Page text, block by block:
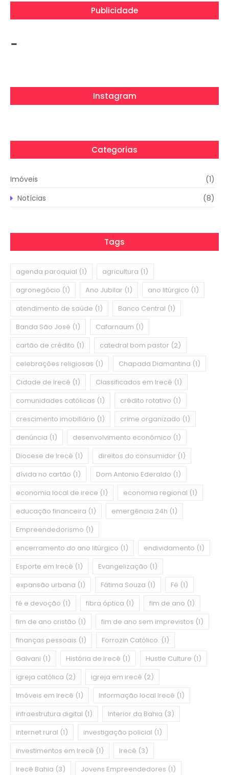
Publicidade
-
Instagram
Categorias
Imóveis
(1)
Notícias
(8)
Tags
agenda paroquial (1) agricultura (1)
agronegócio (1) Ano Jubilar (1) ano litúrgico (1)
atendimento de saúde (1) Banco Central (1)
Banda São José (1) Cafarnaum (1)
cartão de crédito (1) catedral bom pastor (2)
celebrações religiosas (1) Chapada Diamantina (1)
Cidade de Irecê (1) Classificados em Irecê (1)
comunidades católicas (1) crédito rotativo (1)
crescimento imobiliário (1) crime organizado (1)
denúncia (1) desenvolvimento econômico (1)
Diocese de Irecê (1) direitos do consumidor (1)
dívida no cartão (1) Dom Antonio Ederaldo (1)
economia local de irece (1) economia regional (1)
educação financeira (1) emergência 24h (1)
Empreendedorismo (1)
encerramento do ano litúrgico (1) endividamento (1)
Esporte em Irecê (1) Evangelização (1)
expansão urbana (1) Fátima Souza (1) Fé (1)
fé e devoção (1) fibra óptica (1) fim de ano (1)
fim de ano cristão (1) fim de ano sem imprevistos (1)
finanças pessoais (1) Forrozin Católico. (1)
Galvani (1) História de Irecê (1) Hustle Culture (1)
igreja católica (2) igreja em irecê (2)
Imóveis em Irecê (1) Informação local Irecê (1)
infraestrutura digital (1) Interior da Bahia (3)
internet rural (1) investigação policial (1)
investimentos em Irecê (1) Irecê (3)
Irecê Bahia (3) Jovens Empreendedores (1)